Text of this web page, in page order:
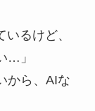
るけど、
…」
から、AIな